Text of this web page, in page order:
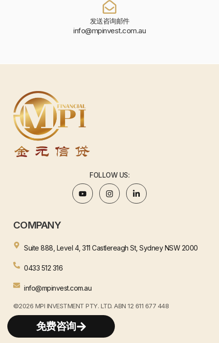
发送咨询邮件
info@mpinvest.com.au
FOLLOW US:
COMPANY
Suite 888, Level 4, 311 Castlereagh St, Sydney NSW 2000
0433 512 316
info@mpinvest.com.au
©2026 MPI INVESTMENT PTY. LTD. ABN 12 611 677 448
WEBSITE BY HENJAY
免费咨询